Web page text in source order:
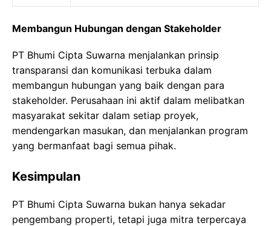
Membangun Hubungan dengan Stakeholder
PT Bhumi Cipta Suwarna menjalankan prinsip
transparansi dan komunikasi terbuka dalam
membangun hubungan yang baik dengan para
stakeholder. Perusahaan ini aktif dalam melibatkan
masyarakat sekitar dalam setiap proyek,
mendengarkan masukan, dan menjalankan program
yang bermanfaat bagi semua pihak.
Kesimpulan
PT Bhumi Cipta Suwarna bukan hanya sekadar
pengembang properti, tetapi juga mitra terpercaya